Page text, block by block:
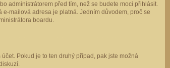
administrátorem před tím, než se budete moci přihlásit.
mailová adresa je platná. Jedním důvodem, proč se
boardu.
Pokud je to ten druhý případ, pak jste možná